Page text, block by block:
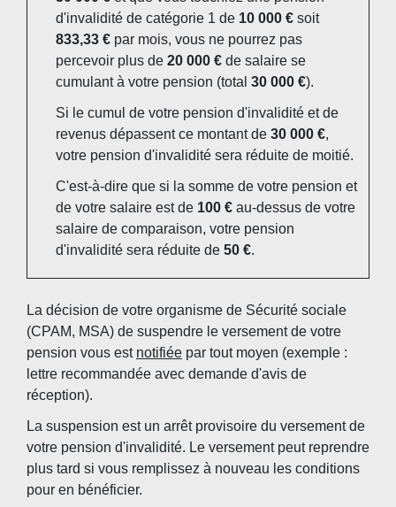
d'invalidité de catégorie 1 de 10 000 € soit
833,33 € par mois, vous ne pourrez pas
percevoir plus de 20 000 € de salaire se
cumulant à votre pension (total 30 000 €).
Si le cumul de votre pension d'invalidité et de
revenus dépassent ce montant de 30 000 €,
votre pension d'invalidité sera réduite de moitié.
C'est-à-dire que si la somme de votre pension et
de votre salaire est de 100 € au-dessus de votre
salaire de comparaison, votre pension
d'invalidité sera réduite de 50 €.
La décision de votre organisme de Sécurité sociale
(CPAM, MSA) de suspendre le versement de votre
pension vous est notifiée par tout moyen (exemple :
lettre recommandée avec demande d'avis de
réception).
La suspension est un arrêt provisoire du versement de
votre pension d'invalidité. Le versement peut reprendre
plus tard si vous remplissez à nouveau les conditions
pour en bénéficier.